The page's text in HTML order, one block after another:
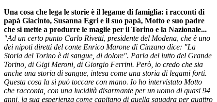
Una cosa che lega le storie è il legame di famiglia: i racconti di
papà Giacinto, Susanna Egri e il suo papà, Motto e suo padre
che si mette a produrre le maglie per il Torino e la Nazionale...
"Ad un certo punto Carlo Rivetti, presidente del Modena, che è uno
dei nipoti diretti del conte Enrico Marone di Cinzano dice: "La
Storia del Torino è di sangue, di dolore". Parla del lutto del Grande
Torino, di Gigi Meroni, di Giorgio Ferrini. Però, io credo che sia
anche una storia di sangue, intesa come una storia di legami forti.
Questa cosa la si può toccare con mano. Io ho intervistato Motto
che racconta, con una lucidità disarmante per un uomo di quasi 94
anni, la sua esperienza come capitano di quella squadra per quattro